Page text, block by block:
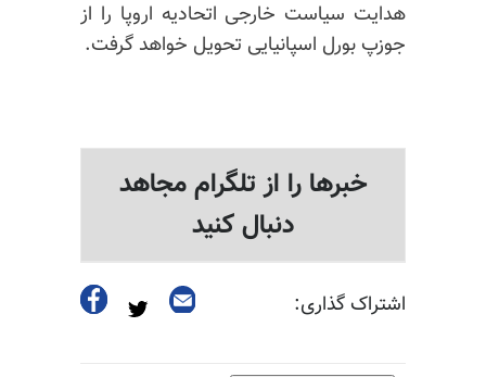
هدایت سیاست خارجی اتحادیه اروپا را از
جوزپ بورل اسپانیایی تحویل خواهد گرفت.
خبرها را از تلگرام مجاهد
دنبال کنید
اشتراک گذاری: